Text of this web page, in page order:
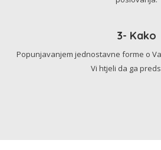
3- Kako
Popunjavanjem jednostavne forme o
Vi htjeli da ga